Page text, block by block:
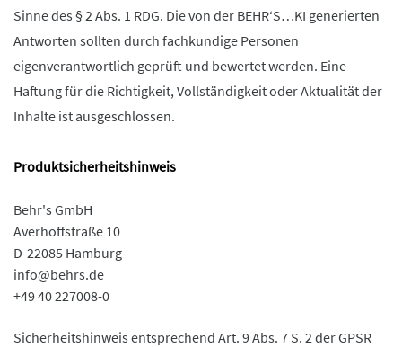
Sinne des § 2 Abs. 1 RDG. Die von der BEHR‘S…KI generierten
Antworten sollten durch fachkundige Personen
eigenverantwortlich geprüft und bewertet werden. Eine
Haftung für die Richtigkeit, Vollständigkeit oder Aktualität der
Inhalte ist ausgeschlossen.
Produktsicherheitshinweis
Behr's GmbH
Averhoffstraße 10
D-22085 Hamburg
info@behrs.de
+49 40 227008-0
Sicherheitshinweis entsprechend Art. 9 Abs. 7 S. 2 der GPSR